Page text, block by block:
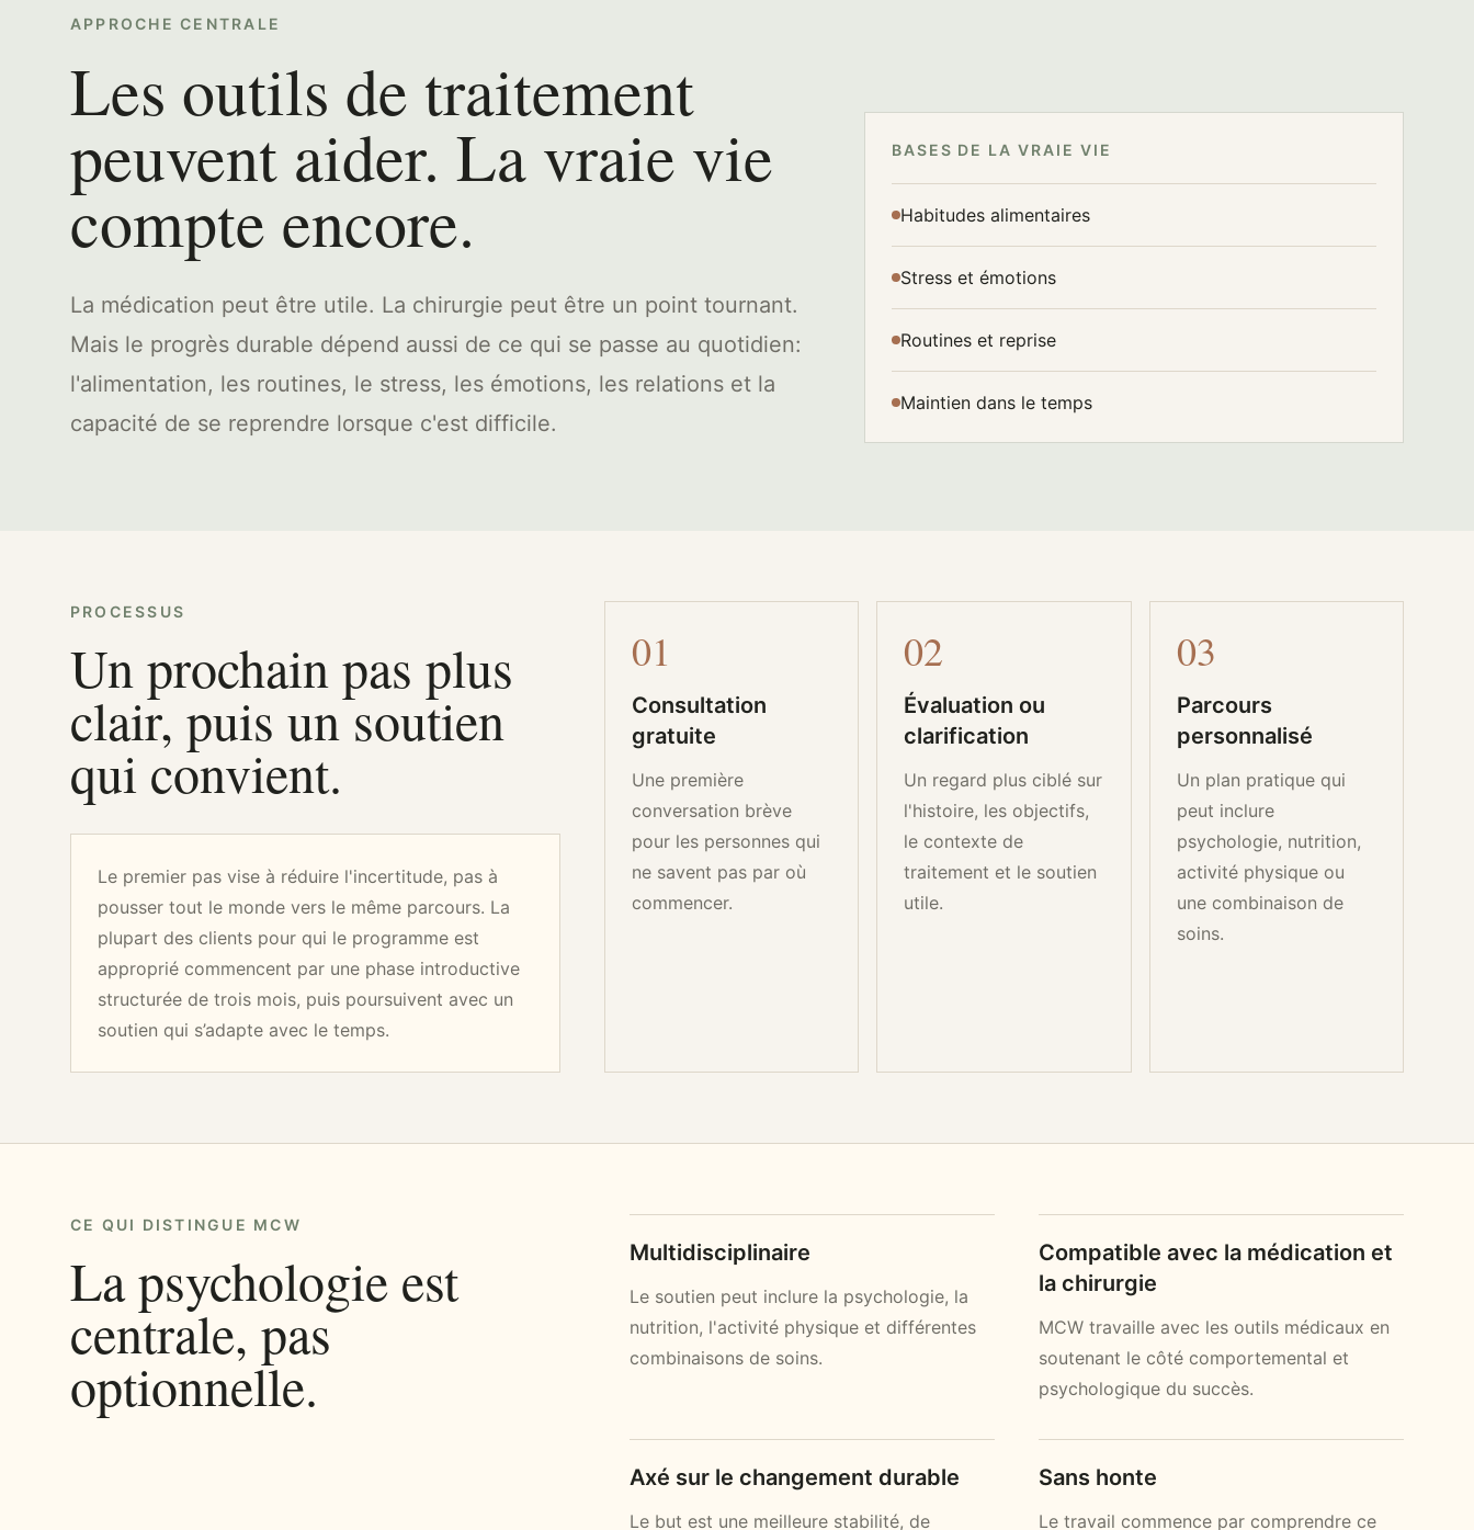
APPROCHE CENTRALE
Les outils de traitement
peuvent aider. La vraie vie
compte encore.
La médication peut être utile. La chirurgie peut être un point tournant.
Mais le progrès durable dépend aussi de ce qui se passe au quotidien:
l'alimentation, les routines, le stress, les émotions, les relations et la
capacité de se reprendre lorsque c'est difficile.
BASES DE LA VRAIE VIE
Habitudes alimentaires
Stress et émotions
Routines et reprise
Maintien dans le temps
PROCESSUS
Un prochain pas plus
clair, puis un soutien
qui convient.
Le premier pas vise à réduire l'incertitude, pas à
pousser tout le monde vers le même parcours. La
plupart des clients pour qui le programme est
approprié commencent par une phase introductive
structurée de trois mois, puis poursuivent avec un
soutien qui s’adapte avec le temps.
01
Consultation
gratuite
Une première
conversation brève
pour les personnes qui
ne savent pas par où
commencer.
02
Évaluation ou
clarification
Un regard plus ciblé sur
l'histoire, les objectifs,
le contexte de
traitement et le soutien
utile.
03
Parcours
personnalisé
Un plan pratique qui
peut inclure
psychologie, nutrition,
activité physique ou
une combinaison de
soins.
CE QUI DISTINGUE MCW
La psychologie est
centrale, pas
optionnelle.
Multidisciplinaire
Le soutien peut inclure la psychologie, la
nutrition, l'activité physique et différentes
combinaisons de soins.
Compatible avec la médication et
la chirurgie
MCW travaille avec les outils médicaux en
soutenant le côté comportemental et
psychologique du succès.
Axé sur le changement durable
Le but est une meilleure stabilité, de
Sans honte
Le travail commence par comprendre ce